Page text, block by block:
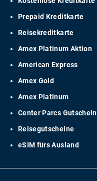
Prepaid Kreditkarte
Reisekreditkarte
Amex Platinum Aktion
American Express
Amex Gold
Amex Platinum
Center Parcs Gutschein
Reisegutscheine
eSIM fürs Ausland